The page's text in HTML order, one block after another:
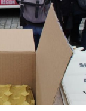
se brinda a
las
la ley y
el
sobre